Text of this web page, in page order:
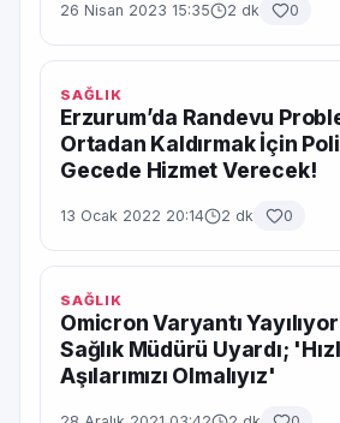
26 Nisan 2023 15:35 2 dk 0
SAĞLIK
Erzurum’da Randevu
Ortadan Kaldırmak İçin
Gecede Hizmet Verecek!
13 Ocak 2022 20:14 2 dk 0
SAĞLIK
Omicron Varyantı
Sağlık Müdürü Uyardı;
Aşılarımızı Olmalıyız'